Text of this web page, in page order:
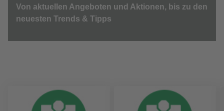
Von aktuellen Angeboten und Aktionen, bis zu den
neuesten Trends & Tipps